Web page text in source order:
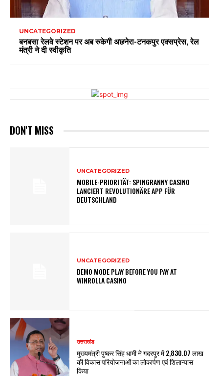
UNCATEGORIZED
बनबसा रेलवे स्टेशन पर अब रुकेगी अछनेरा-टनकपुर एक्सप्रेस, रेल
मंत्री ने दी स्वीकृति
DON'T MISS
UNCATEGORIZED
MOBILE-PRIORITÄT: SPINGRANNY CASINO
LANCIERT REVOLUTIONÄRE APP FÜR
DEUTSCHLAND
UNCATEGORIZED
DEMO MODE PLAY BEFORE YOU PAY AT
WINROLLA CASINO
उत्तराखंड
मुख्यमंत्री पुष्कर सिंह धामी ने गदरपुर में ₹2,830.07 लाख
की विकास परियोजनाओं का लोकार्पण एवं शिलान्यास
किया